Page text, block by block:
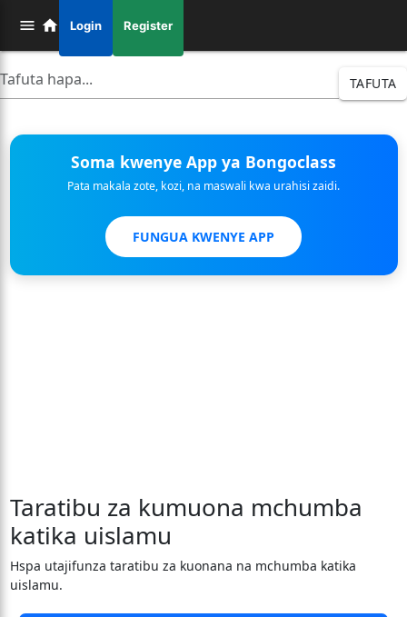
Login Register
TAFUTA
Soma kwenye App ya Bongoclass
Pata makala zote, kozi, na maswali kwa urahisi zaidi.
FUNGUA KWENYE APP
Taratibu za kumuona mchumba
katika uislamu
Hspa utajifunza taratibu za kuonana na mchumba katika
uislamu.